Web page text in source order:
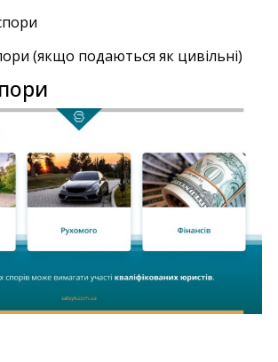
(якщо подаються як цивільні)